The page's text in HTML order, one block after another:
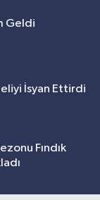
Geldi
İsyan Ettirdi
Fındık